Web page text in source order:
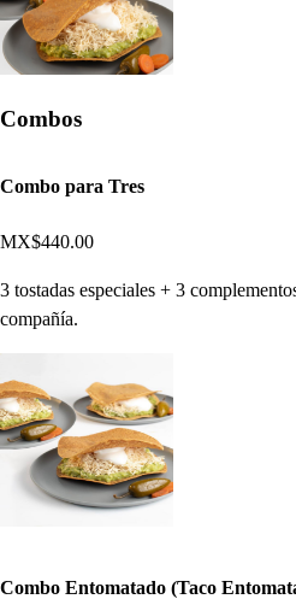
Combos
Combo para Tres
MX$440.00
3 tostadas especiales + 3
compañía.
Combo Entomatado (Taco